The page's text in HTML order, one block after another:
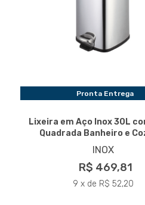
Pronta Entrega
Lixeira em Aço Inox 30L
Quadrada Banheiro e
INOX
R$ 469,81
9 x de R$ 52,20